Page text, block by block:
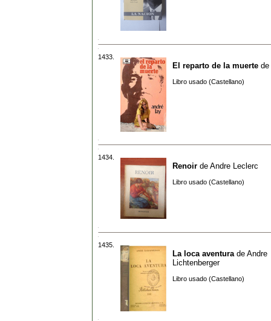
1433.
El reparto de la muerte de
Libro usado (Castellano)
1434.
Renoir de Andre Leclerc
Libro usado (Castellano)
1435.
La loca aventura de Andre
Lichtenberger
Libro usado (Castellano)